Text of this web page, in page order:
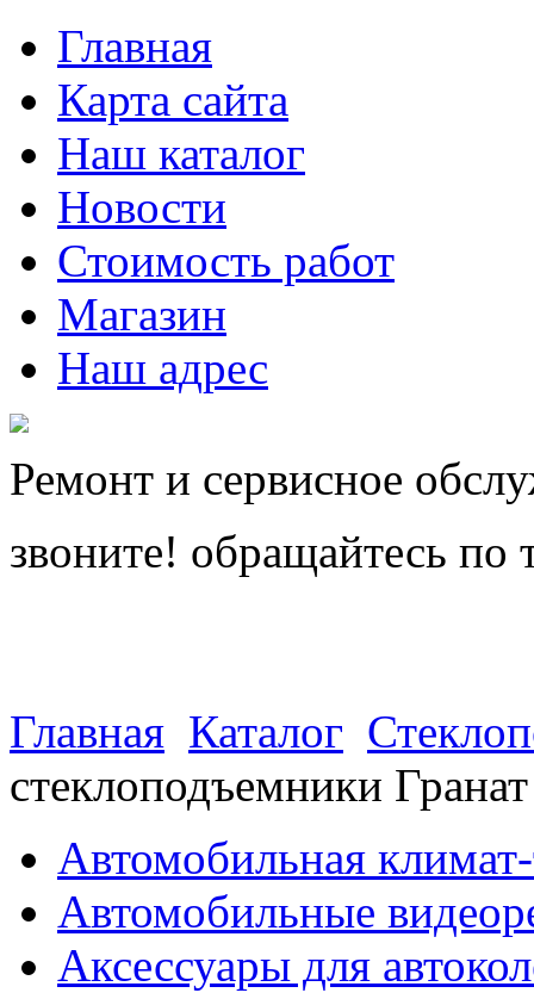
Главная
Карта сайта
Наш каталог
Новости
Стоимость работ
Магазин
Наш адрес
Ремонт и сервисное
звоните! обращайтесь по
Главная Каталог
стеклоподъемники
Автомобильная
Автомобильные
Аксессуары для